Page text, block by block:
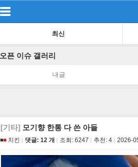
최신
오픈 이슈 갤러리
내글
[기타] 모기향 한통 다 쓴 아들
치킨 댓글: 12 개 조회: 6247 추천: 4 2026-